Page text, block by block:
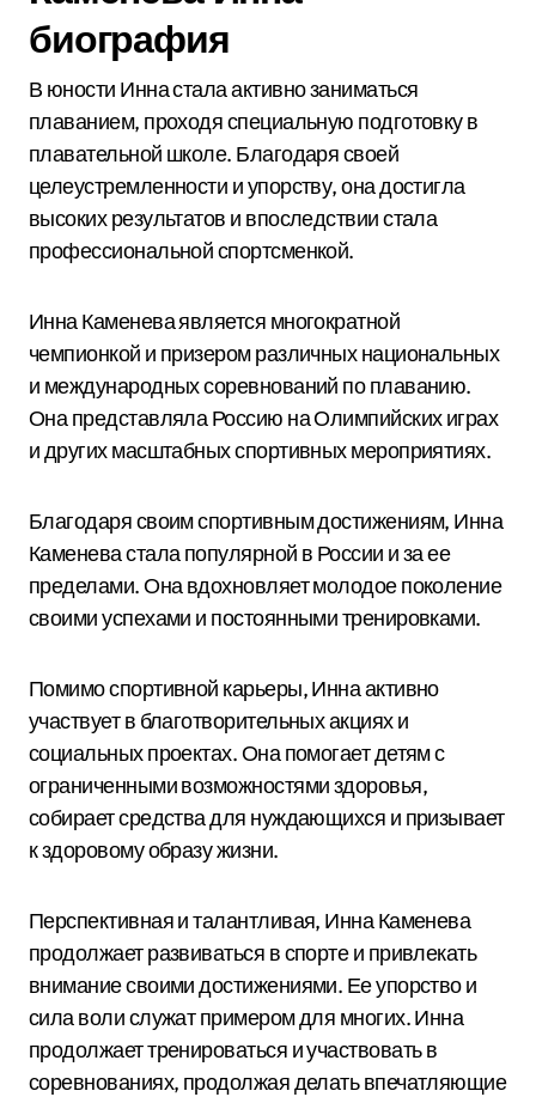
биография
В юности Инна стала активно заниматься
плаванием, проходя специальную подготовку в
плавательной школе. Благодаря своей
целеустремленности и упорству, она достигла
высоких результатов и впоследствии стала
профессиональной спортсменкой.
Инна Каменева является многократной
чемпионкой и призером различных национальных
и международных соревнований по плаванию.
Она представляла Россию на Олимпийских играх
и других масштабных спортивных мероприятиях.
Благодаря своим спортивным достижениям, Инна
Каменева стала популярной в России и за ее
пределами. Она вдохновляет молодое поколение
своими успехами и постоянными тренировками.
Помимо спортивной карьеры, Инна активно
участвует в благотворительных акциях и
социальных проектах. Она помогает детям с
ограниченными возможностями здоровья,
собирает средства для нуждающихся и призывает
к здоровому образу жизни.
Перспективная и талантливая, Инна Каменева
продолжает развиваться в спорте и привлекать
внимание своими достижениями. Ее упорство и
сила воли служат примером для многих. Инна
продолжает тренироваться и участвовать в
соревнованиях, продолжая делать впечатляющие